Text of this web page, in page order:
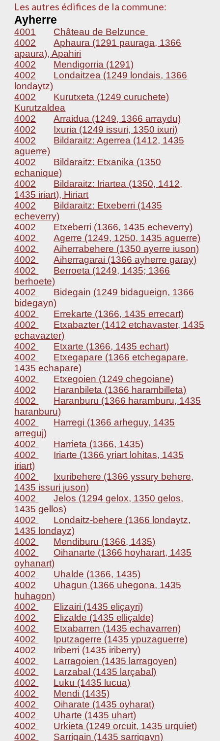
Les autres édifices de la commune:
Ayherre
4001
Château de Belzunce
4002
Aphaura (1291 pauraga, 1366
apaura), Apahiri
4002
Mendigorria (1291)
4002
Londaitzea (1249 londais, 1366
londaytz)
4002
Kurutxeta (1249 curuchete)
Kurutzaldea
4002
Arraidua (1249, 1366 arraydu)
4002
Ixuria (1249 issuri, 1350 ixuri)
4002
Bildaraitz: Agerrea (1412, 1435
aguerre)
4002
Bildaraitz: Etxanika (1350
echanique)
4002
Bildaraitz: Iriartea (1350, 1412,
1435 iriart), Hiriart
4002
Bildaraitz: Etxeberri (1435
echeverry)
4002
Etxeberri (1366, 1435 echeverry)
4002
Agerre (1249, 1250, 1435 aguerre)
4002
Aiherrabehere (1350 ayerre iuson)
4002
Aiherragarai (1366 ayherre garay)
4002
Berroeta (1249, 1435; 1366
berhoete)
4002
Bidegain (1249 bidagueign, 1366
bidegayn)
4002
Errekarte (1366, 1435 errecart)
4002
Etxabazter (1412 etchavaster, 1435
echavazter)
4002
Etxarte (1366, 1435 echart)
4002
Etxegapare (1366 etchegapare,
1435 echapare)
4002
Etxegoien (1249 chegoiane)
4002
Haranbileta (1366 harambilleta)
4002
Haranburu (1366 haramburu, 1435
haranburu)
4002
Harregi (1366 arheguy, 1435
arreguj)
4002
Harrieta (1366, 1435)
4002
Iriarte (1366 yriart lohitas, 1435
iriart)
4002
Ixuribehere (1366 yssury behere,
1435 issuri juson)
4002
Jelos (1294 gelox, 1350 gelos,
1435 gellos)
4002
Londaitz-behere (1366 londaytz,
1435 londayz)
4002
Mendiburu (1366, 1435)
4002
Oihanarte (1366 hoyharart, 1435
oyhanart)
4002
Uhalde (1366, 1435)
4002
Uhagun (1366 uhegona, 1435
huhagon)
4002
Elizairi (1435 eliçayri)
4002
Elizalde (1435 elliçalde)
4002
Etxabarren (1435 echavarren)
4002
Iputzagerre (1435 ypuzaguerre)
4002
Iriberri (1435 iriberry)
4002
Larragoien (1435 larragoyen)
4002
Larzabal (1435 larçabal)
4002
Luku (1435 lucua)
4002
Mendi (1435)
4002
Oiharate (1435 oyharat)
4002
Uharte (1435 uhart)
4002
Urkieta (1249 orcuit, 1435 urquiet)
4002
Sarrigain (1435 sarrigayn)